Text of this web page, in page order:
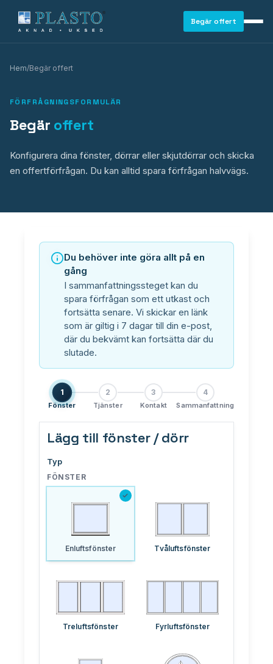
FÖNSTER
PLASTO 76
PLASTO 82
PLASTO NORDIC
Ytterdörrar
Balkongdörrar
SKJUTDÖRRAR
PLASTO DRIVE
PLASTO HST
PLASTO PS
Begär offert
Hem/Begär offert
FÖRFRÅGNINGSFORMULÄR
Begär offert
Konfigurera dina fönster, dörrar eller skjutdörrar och skicka
en offertförfrågan. Du kan alltid spara förfrågan halvvägs.
Du behöver inte göra allt på en
gång
I sammanfattningssteget kan du
spara förfrågan som ett utkast och
fortsätta senare. Vi skickar en länk
som är giltig i 7 dagar till din e-post,
där du bekvämt kan fortsätta där du
slutade.
1
Fönster
2
Tjänster
3
Kontakt
4
Sammanfattning
Lägg till fönster / dörr
Typ
FÖNSTER
✓
Enluftsfönster Tvåluftsfönster
Treluftsfönster Fyrluftsfönster